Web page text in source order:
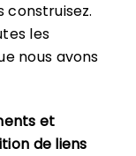
construisez.
les
nous avons
et
de liens